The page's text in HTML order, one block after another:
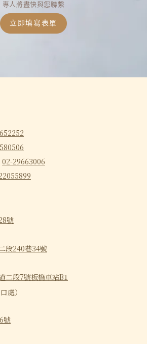
專人將盡快與您聯繫
立即填寫表單
02-29663006
號
段240巷34號
二段7號板橋車站B1
處）
號